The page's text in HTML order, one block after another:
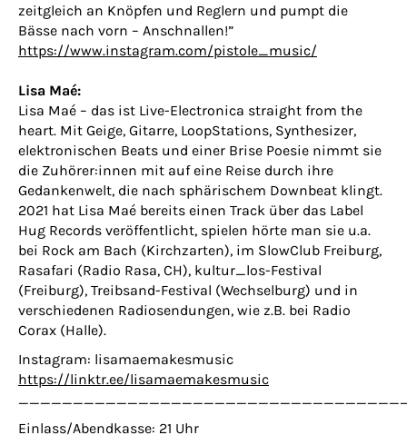
zeitgleich an Knöpfen und Reglern und pumpt die
Bässe nach vorn – Anschnallen!”
https://www.instagram.com/pistole_music/
Lisa Maé:
Lisa Maé – das ist Live-Electronica straight from the
heart. Mit Geige, Gitarre, LoopStations, Synthesizer,
elektronischen Beats und einer Brise Poesie nimmt sie
die Zuhörer:innen mit auf eine Reise durch ihre
Gedankenwelt, die nach sphärischem Downbeat klingt.
2021 hat Lisa Maé bereits einen Track über das Label
Hug Records veröffentlicht, spielen hörte man sie u.a.
bei Rock am Bach (Kirchzarten), im SlowClub Freiburg,
Rasafari (Radio Rasa, CH), kultur_los-Festival
(Freiburg), Treibsand-Festival (Wechselburg) und in
verschiedenen Radiosendungen, wie z.B. bei Radio
Corax (Halle).
Instagram: lisamaemakesmusic
https://linktr.ee/lisamaemakesmusic
Einlass/Abendkasse: 21 Uhr